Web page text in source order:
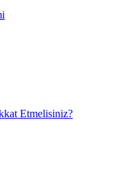
Etmelisiniz?